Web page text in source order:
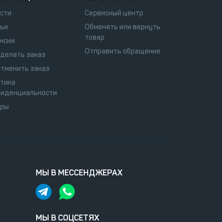
заказ
заказ
Сервисный центр
Обменять или вернуть
товар
Отправить обращение
МЫ В МЕССЕНДЖЕРАХ
МЫ В СОЦСЕТЯХ